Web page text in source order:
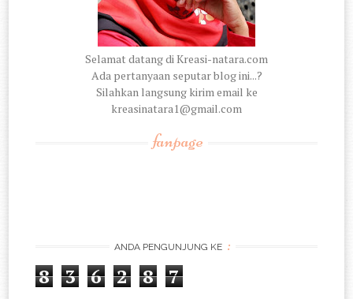
Selamat datang di Kreasi-natara.com
Ada pertanyaan seputar blog ini...?
Silahkan langsung kirim email ke
kreasinatara1@gmail.com
fanpage
ANDA PENGUNJUNG KE :
8 3 6 2 8 7